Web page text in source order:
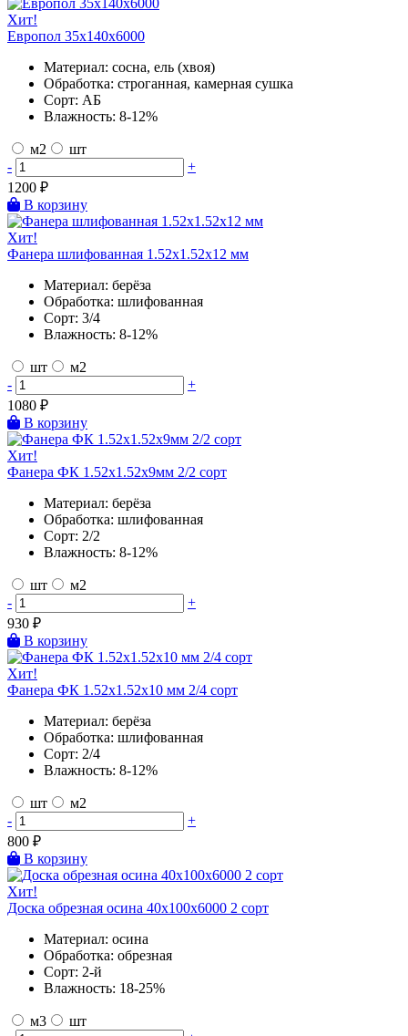
Хит!
Европол 35х140х6000
Материал: сосна, ель (хвоя)
Обработка: строганная, камерная сушка
Сорт: АБ
Влажность: 8-12%
м2
шт
-
+
1200 ₽
В корзину
Хит!
Фанера шлифованная 1.52х1.52х12 мм
Материал: берёза
Обработка: шлифованная
Сорт: 3/4
Влажность: 8-12%
шт
м2
-
+
1080 ₽
В корзину
Хит!
Фанера ФК 1.52х1.52х9мм 2/2 сорт
Материал: берёза
Обработка: шлифованная
Сорт: 2/2
Влажность: 8-12%
шт
м2
-
+
930 ₽
В корзину
Хит!
Фанера ФК 1.52х1.52х10 мм 2/4 сорт
Материал: берёза
Обработка: шлифованная
Сорт: 2/4
Влажность: 8-12%
шт
м2
-
+
800 ₽
В корзину
Хит!
Доска обрезная осина 40х100х6000 2 сорт
Материал: осина
Обработка: обрезная
Сорт: 2-й
Влажность: 18-25%
м3
шт